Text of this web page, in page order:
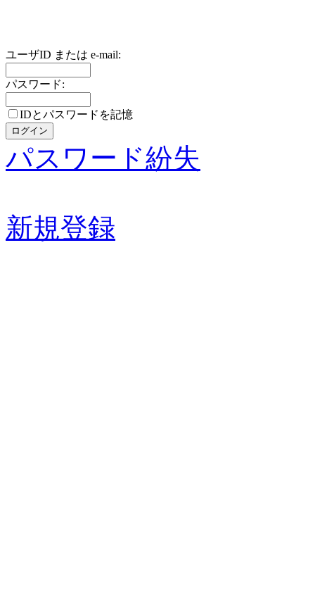
ユーザID または e-mail:
パスワード:
IDとパスワードを記憶
パスワード紛失
新規登録